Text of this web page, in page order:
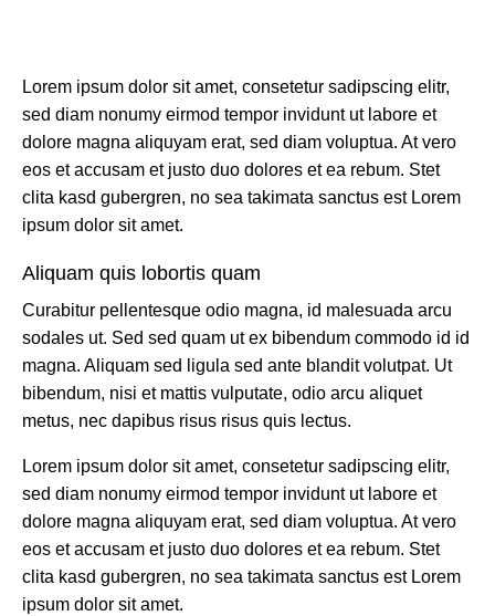
Lorem ipsum dolor sit amet, consetetur sadipscing elitr,
sed diam nonumy eirmod tempor invidunt ut labore et
dolore magna aliquyam erat, sed diam voluptua. At vero
eos et accusam et justo duo dolores et ea rebum. Stet
clita kasd gubergren, no sea takimata sanctus est Lorem
ipsum dolor sit amet.
Aliquam quis lobortis quam
Curabitur pellentesque odio magna, id malesuada arcu
sodales ut. Sed sed quam ut ex bibendum commodo id id
magna. Aliquam sed ligula sed ante blandit volutpat. Ut
bibendum, nisi et mattis vulputate, odio arcu aliquet
metus, nec dapibus risus risus quis lectus.
Lorem ipsum dolor sit amet, consetetur sadipscing elitr,
sed diam nonumy eirmod tempor invidunt ut labore et
dolore magna aliquyam erat, sed diam voluptua. At vero
eos et accusam et justo duo dolores et ea rebum. Stet
clita kasd gubergren, no sea takimata sanctus est Lorem
ipsum dolor sit amet.